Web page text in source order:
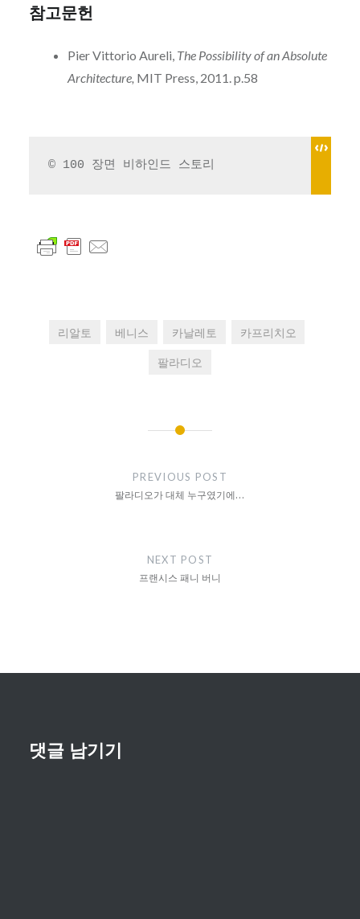
참고문헌
Pier Vittorio Aureli, The Possibility of an Absolute
Architecture, MIT Press, 2011. p.58
© 100 장면 비하인드 스토리
리알토 베니스 카날레토 카프리치오
팔라디오
PREVIOUS POST
팔라디오가 대체 누구였기에…
NEXT POST
프랜시스 패니 버니
댓글 남기기